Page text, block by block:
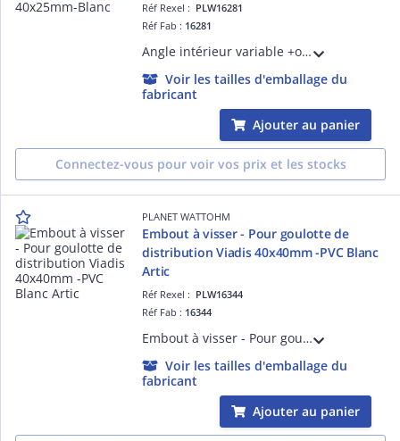
Réf Rexel : PLW16281
Réf Fab : 16281
Angle intérieur variable +ou-5°- Pour goulotte distribution Viadis 40x25mm-Blanc
Voir les tailles d'emballage du
fabricant
Ajouter au panier
Connectez-vous pour voir vos prix et les stocks
PLANET WATTOHM
Embout à visser - Pour goulotte de
distribution Viadis 40x40mm -PVC Blanc
Artic
Réf Rexel : PLW16344
Réf Fab : 16344
Embout à visser - Pour goulotte de distribution Viadis 40x40mm -PVC Blanc Artic
Voir les tailles d'emballage du
fabricant
Ajouter au panier